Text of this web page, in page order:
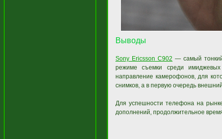
Выводы
Sony Ericsson C902 — самый
режиме съемки среди
направление камерофонов, для
снимков, а в первую очередь
Для успешности телефона на
дополнений, продолжительное